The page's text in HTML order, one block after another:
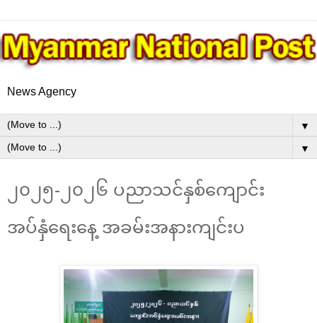
News Agency
▼
▼
၂၀၂၅-၂၀၂၆ ပညာသင်နှစ်ကျောင်း
အပ်နှံ‌ရေးနေ့ အခမ်းအနားကျင်းပ